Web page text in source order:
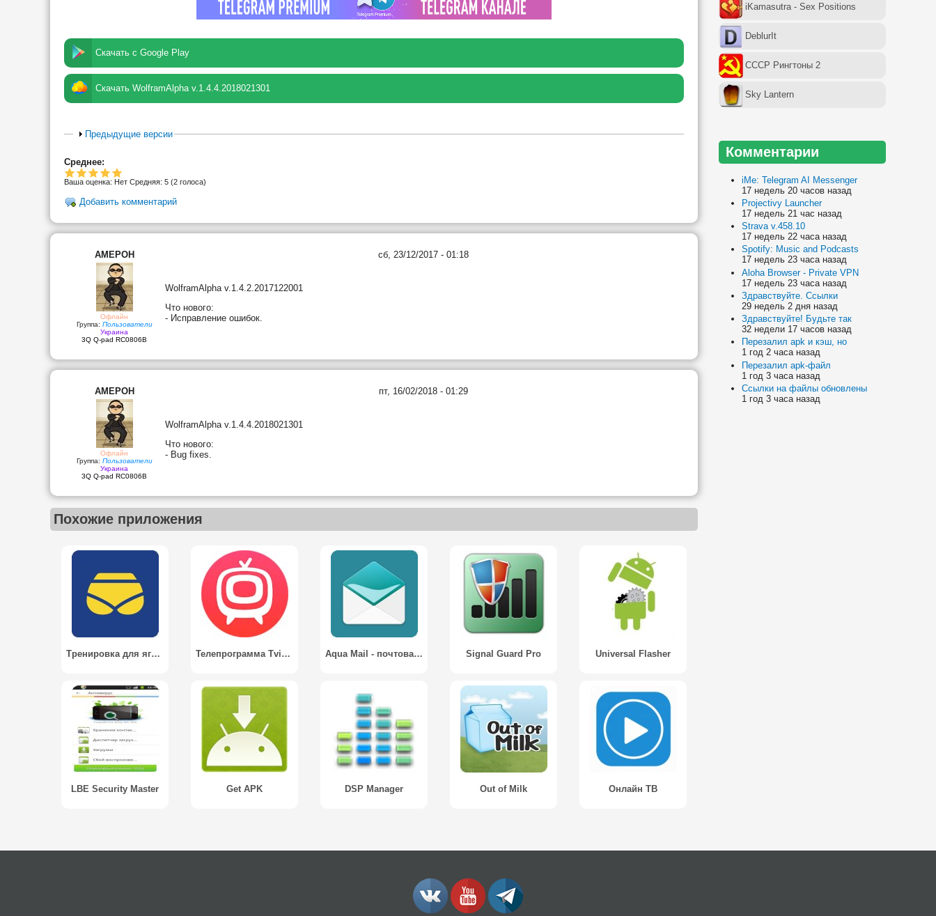
Скачать с Google Play
Скачать WolframAlpha v.1.4.4.2018021301
Предыдущие версии
Среднее:
Ваша оценка: Нет Средняя: 5 (2 голоса)
Добавить комментарий
AMEPOH сб, 23/12/2017 - 01:18
Офлайн
Группа: Пользователи
Украина
3Q Q-pad RC0806B
WolframAlpha v.1.4.2.2017122001
Что нового:
- Исправление ошибок.
AMEPOH пт, 16/02/2018 - 01:29
Офлайн
Группа: Пользователи
Украина
3Q Q-pad RC0806B
WolframAlpha v.1.4.4.2018021301
Что нового:
- Bug fixes.
Похожие приложения
Тренировка для ягодиц — 4-недельная программа / Butt workout - 4 week program Телепрограмма Tviz - тв программа передач онлайн Aqua Mail - почтовая программа / Aqua Mail - Email App Signal Guard Pro Universal Flasher
LBE Security Master Get APK DSP Manager Out of Milk Онлайн ТВ
iKamasutra - Sex Positions
DeblurIt
СССР Рингтоны 2
Sky Lantern
Комментарии
iMe: Telegram AI Messenger
17 недель 20 часов назад
Projectivy Launcher
17 недель 21 час назад
Strava v.458.10
17 недель 22 часа назад
Spotify: Music and Podcasts
17 недель 23 часа назад
Aloha Browser - Private VPN
17 недель 23 часа назад
Здравствуйте. Ссылки
29 недель 2 дня назад
Здравствуйте! Будьте так
32 недели 17 часов назад
Перезалил apk и кэш, но
1 год 2 часа назад
Перезалил apk-файл
1 год 3 часа назад
Ссылки на файлы обновлены
1 год 3 часа назад